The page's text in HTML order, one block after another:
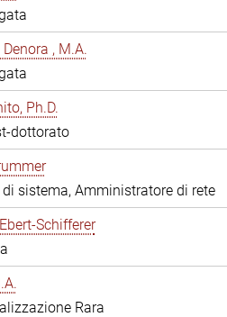
, M.A.
Ph.D.
dottorato
sistema, Amministratore di rete
Schifferer
Rara